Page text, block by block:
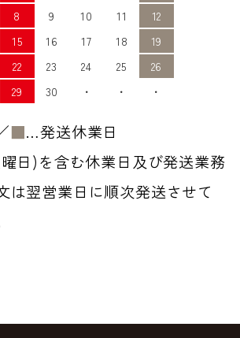
8 9 10 11
12
15 16 17 18
19
22 23 24 25
26
29 30 ・ ・ ・
■…発送休業日
日)を含む休業日及び発送業務
は翌営業日に順次発送させて